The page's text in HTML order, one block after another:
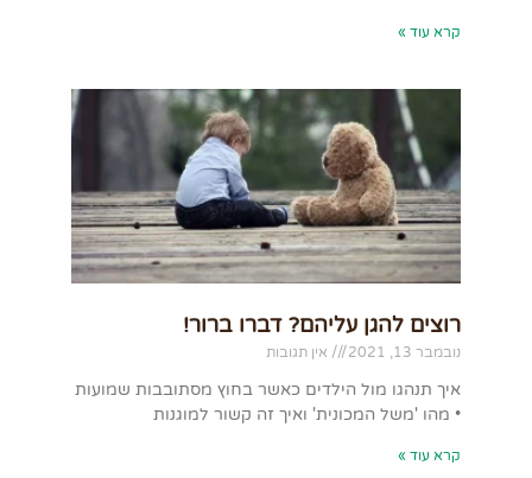
קרא עוד »
רוצים להגן עליהם? דברו ברור!
נובמבר 13, 2021 אין תגובות
איך תנהגו מול הילדים כאשר בחוץ מסתובבות שמועות
• מהו 'משל המכונית' ואיך זה קשור למוגנות
קרא עוד »